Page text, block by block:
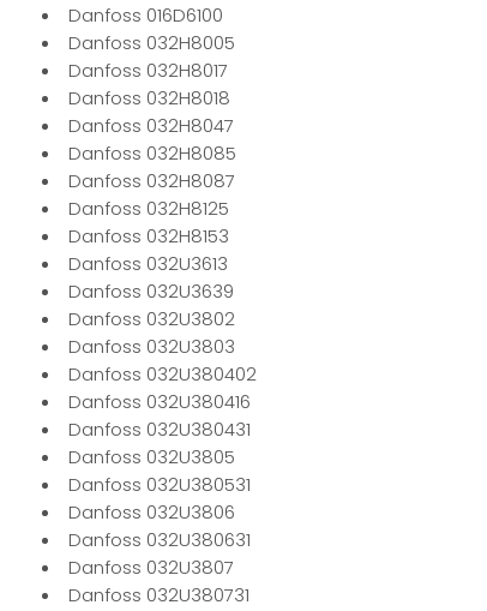
Danfoss 016D6100
Danfoss 032H8005
Danfoss 032H8017
Danfoss 032H8018
Danfoss 032H8047
Danfoss 032H8085
Danfoss 032H8087
Danfoss 032H8125
Danfoss 032H8153
Danfoss 032U3613
Danfoss 032U3639
Danfoss 032U3802
Danfoss 032U3803
Danfoss 032U380402
Danfoss 032U380416
Danfoss 032U380431
Danfoss 032U3805
Danfoss 032U380531
Danfoss 032U3806
Danfoss 032U380631
Danfoss 032U3807
Danfoss 032U380731